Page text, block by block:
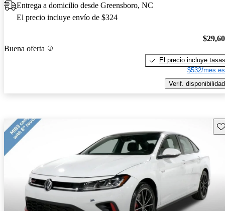
Entrega a domicilio desde Greensboro, NC
El precio incluye envío de $324
Buena oferta
El precio incluye tasas
$532/mes
Verif. disponibilidad